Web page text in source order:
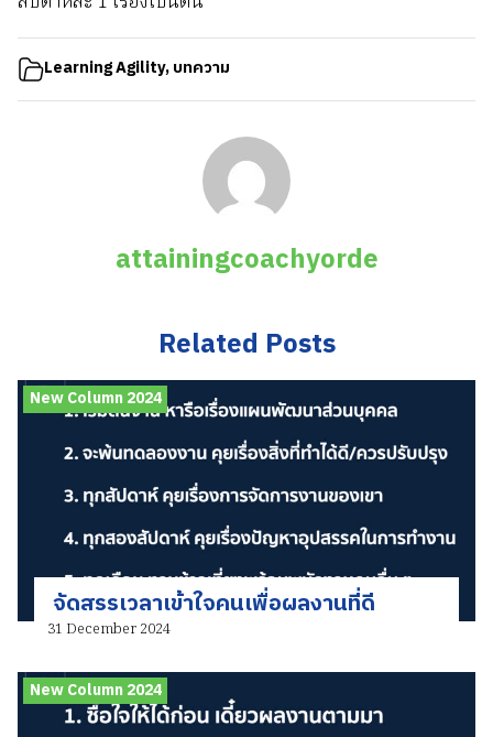
Learning Agility,บทความ
attainingcoachyorde
Related Posts
New Column 2024
จัดสรรเวลาเข้าใจคนเพื่อผลงานที่ดี
31 December 2024
New Column 2024